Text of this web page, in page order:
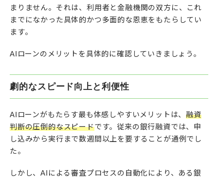
まりません。それは、利用者と金融機関の双方に、これ
までになかった具体的かつ多面的な恩恵をもたらしてい
ます。
AIローンのメリットを具体的に確認していきましょう。
劇的なスピード向上と利便性
AIローンがもたらす最も体感しやすいメリットは、融資
判断の圧倒的なスピードです。従来の銀行融資では、申
し込みから実行まで数週間以上を要することが通例でし
た。
しかし、AIによる審査プロセスの自動化により、ある銀